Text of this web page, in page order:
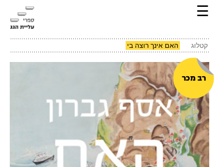
☰
קטלוג האם אינך רוצה בי